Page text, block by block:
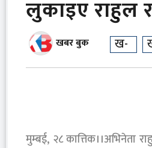
लुकाइए राहुल
खबर बुक ख-
मुम्बई, २८ कात्तिक।।अभिनेता